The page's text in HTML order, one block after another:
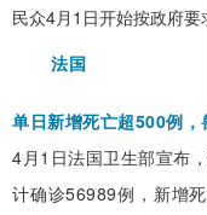
民众4月1日开始按政府要
法国
单日新增死亡超500例
4月1日法国卫生部宣布
计确诊56989例，新增